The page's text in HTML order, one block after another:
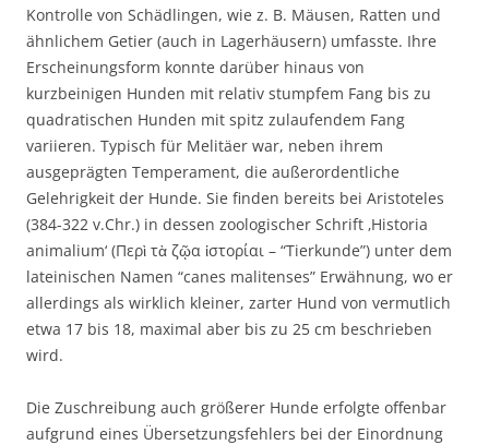
Kontrolle von Schädlingen, wie z. B. Mäusen, Ratten und
ähnlichem Getier (auch in Lagerhäusern) umfasste. Ihre
Erscheinungsform konnte darüber hinaus von
kurzbeinigen Hunden mit relativ stumpfem Fang bis zu
quadratischen Hunden mit spitz zulaufendem Fang
variieren. Typisch für Melitäer war, neben ihrem
ausgeprägten Temperament, die außerordentliche
Gelehrigkeit der Hunde. Sie finden bereits bei Aristoteles
(384-322 v.Chr.) in dessen zoologischer Schrift ‚Historia
animalium‘ (Περὶ τὰ ζῷα ἱστορίαι – “Tierkunde”) unter dem
lateinischen Namen “canes malitenses” Erwähnung, wo er
allerdings als wirklich kleiner, zarter Hund von vermutlich
etwa 17 bis 18, maximal aber bis zu 25 cm beschrieben
wird.
Die Zuschreibung auch größerer Hunde erfolgte offenbar
aufgrund eines Übersetzungsfehlers bei der Einordnung